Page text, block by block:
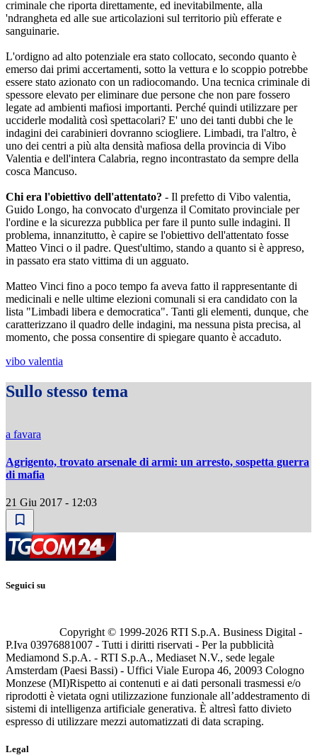
criminale che riporta direttamente, ed inevitabilmente, alla
'ndrangheta ed alle sue articolazioni sul territorio più efferate e
sanguinarie.
L'ordigno ad alto potenziale era stato collocato, secondo quanto è
emerso dai primi accertamenti, sotto la vettura e lo scoppio potrebbe
essere stato azionato con un radiocomando. Una tecnica criminale di
spessore elevato per eliminare due persone che non pare fossero
legate ad ambienti mafiosi importanti. Perché quindi utilizzare per
ucciderle modalità così spettacolari? E' uno dei tanti dubbi che le
indagini dei carabinieri dovranno sciogliere. Limbadi, tra l'altro, è
uno dei centri a più alta densità mafiosa della provincia di Vibo
Valentia e dell'intera Calabria, regno incontrastato da sempre della
cosca Mancuso.
Chi era l'obiettivo dell'attentato? - Il prefetto di Vibo valentia,
Guido Longo, ha convocato d'urgenza il Comitato provinciale per
l'ordine e la sicurezza pubblica per fare il punto sulle indagini. Il
problema, innanzitutto, è capire se l'obiettivo dell'attentato fosse
Matteo Vinci o il padre. Quest'ultimo, stando a quanto si è appreso,
in passato era stato vittima di un agguato.
Matteo Vinci fino a poco tempo fa aveva fatto il rappresentante di
medicinali e nelle ultime elezioni comunali si era candidato con la
lista "Limbadi libera e democratica". Tanti gli elementi, dunque, che
caratterizzano il quadro delle indagini, ma nessuna pista precisa, al
momento, che possa consentire di spiegare quanto è accaduto.
vibo valentia
Sullo stesso tema
a favara
Agrigento, trovato arsenale di armi: un arresto, sospetta guerra
di mafia
21 Giu 2017 - 12:03
Seguici su
Copyright © 1999-2026 RTI S.p.A. Business Digital -
P.Iva 03976881007 - Tutti i diritti riservati - Per la pubblicità
Mediamond S.p.A. - RTI S.p.A., Mediaset N.V., sede legale
Amsterdam (Paesi Bassi) - Uffici Viale Europa 46, 20093 Cologno
Monzese (MI)Rispetto ai contenuti e ai dati personali trasmessi e/o
riprodotti è vietata ogni utilizzazione funzionale all’addestramento di
sistemi di intelligenza artificiale generativa. È altresì fatto divieto
espresso di utilizzare mezzi automatizzati di data scraping.
Legal